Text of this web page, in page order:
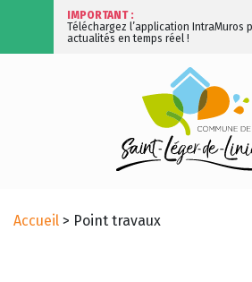
IMPORTANT :
Téléchargez l’application IntraMuros
actualités en temps réel !
Accueil > Point travaux